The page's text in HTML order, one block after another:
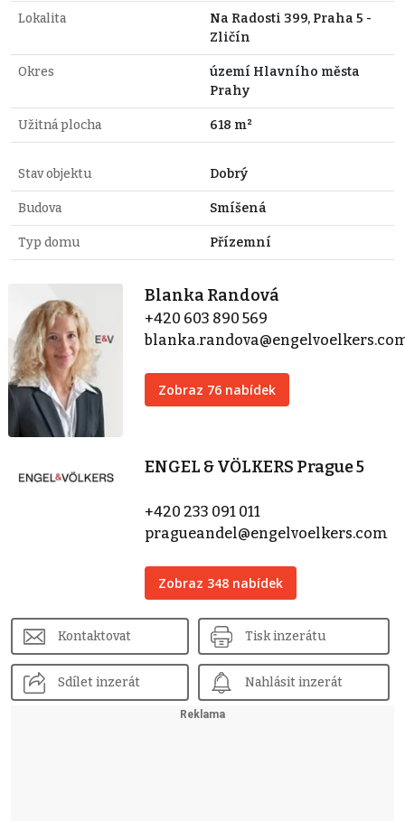
Lokalita
Na Radosti 399, Praha 5 -
Zličín
Okres
území Hlavního města
Prahy
Užitná plocha 618 m²
Stav objektu Dobrý
Budova Smíšená
Typ domu Přízemní
Blanka Randová
+420 603 890 569
Zobraz 76 nabídek
ENGEL & VÖLKERS Prague 5
+420 233 091 011
pragueandel@engelvoelkers.com
Zobraz 348 nabídek
Kontaktovat Tisk inzerátu
Sdílet inzerát Nahlásit inzerát